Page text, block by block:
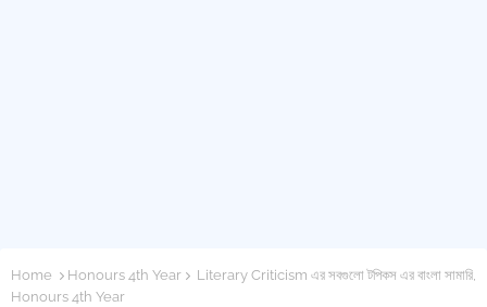
Home Honours 4th Year
Literary Criticism এর সবগুলো টপিকস এর বাংলা সামারি,
Honours 4th Year